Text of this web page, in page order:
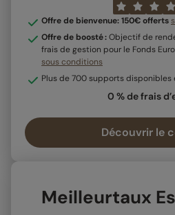
Offre de bienvenue: 150€ offerts
Offre de boosté :Objectif de
frais de gestion pour le Fonds
sous conditions
Plus de 700 supports disponibles
0 % de frais
Découvrir le
Meilleurtaux